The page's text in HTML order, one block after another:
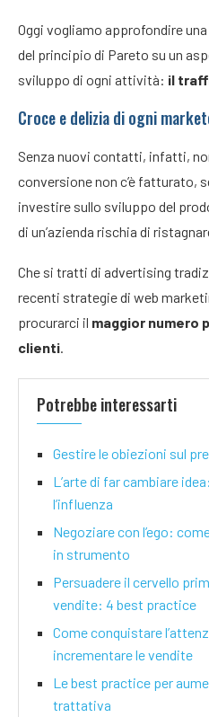
Oggi vogliamo approfondire
del principio di Pareto su un
sviluppo di ogni attività: il
Croce e delizia di ogni
Senza nuovi contatti, infatti,
conversione non c’è fatturato,
investire sullo sviluppo del
di un’azienda rischia di
Che si tratti di advertising
recenti strategie di web
procurarci il maggior numero
clienti.
Potrebbe interessarti
Gestire le obiezioni sul
L’arte di far cambiare
l’influenza
Negoziare con l’ego:
in strumento
Persuadere il cervello
vendite: 4 best practice
Come conquistare
incrementare le vendite
Le best practice per
trattativa